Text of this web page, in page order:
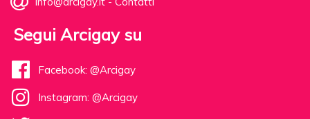
Segui Arcigay su
Facebook: @Arcigay
Instagram: @Arcigay